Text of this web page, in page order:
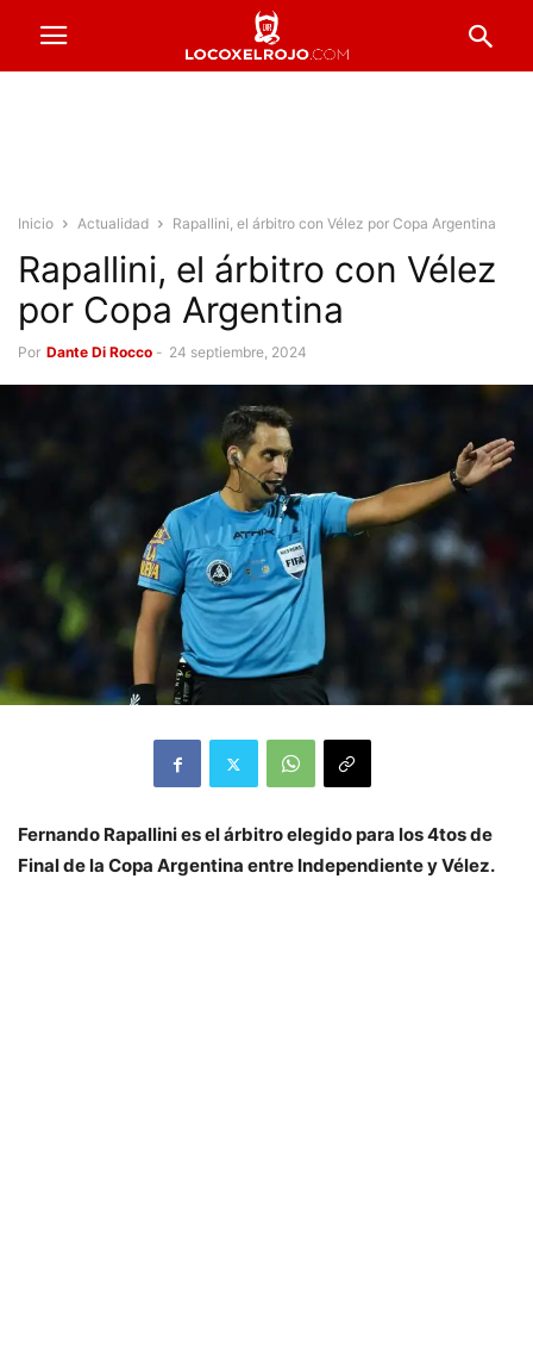
Inicio Actualidad Rapallini, el árbitro con Vélez por Copa Argentina
Rapallini, el árbitro con Vélez
por Copa Argentina
Por Dante Di Rocco - 24 septiembre, 2024
Fernando Rapallini es el árbitro elegido para los 4tos de
Final de la Copa Argentina entre Independiente y Vélez.